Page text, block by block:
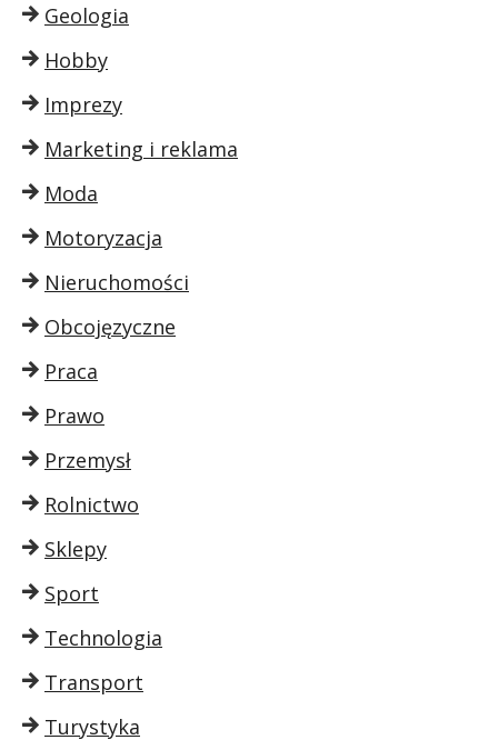
Geologia
Hobby
Imprezy
Marketing i reklama
Moda
Motoryzacja
Nieruchomości
Obcojęzyczne
Praca
Prawo
Przemysł
Rolnictwo
Sklepy
Sport
Technologia
Transport
Turystyka